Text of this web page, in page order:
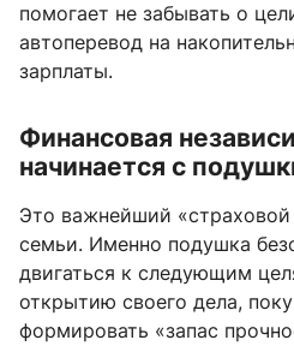
помогает не забывать о
автоперевод на
зарплаты.
Финансовая
начинается с
Это важнейший
семьи. Именно подушка
двигаться к следующим
открытию своего дела,
формировать «запас